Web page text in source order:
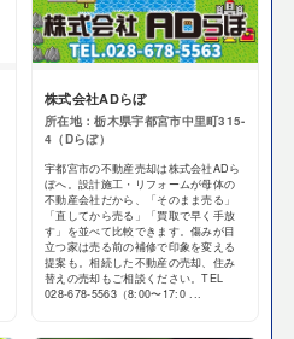
株式会社ADらぼ
所在地：栃木県宇都宮市中里町315-
4（Dらぼ）
宇都宮市の不動産売却は株式会社ADら
ぼへ。設計施工・リフォームが母体の
不動産会社だから、「そのまま売る」
「直してから売る」「買取で早く手放
す」を並べて比較できます。傷みが目
立つ家は売る前の補修で印象を変える
提案も。相続した不動産の売却、住み
替えの売却もご相談ください。TEL
028-678-5563（8:00〜17:0 ...